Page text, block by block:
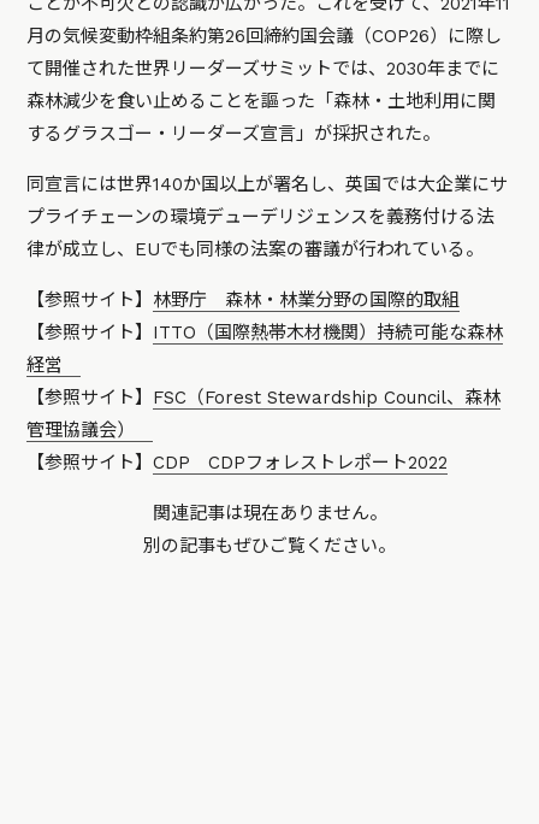
月の気候変動枠組条約第26回締約国会議（COP26）に際し
て開催された世界リーダーズサミットでは、2030年までに
森林減少を食い止めることを謳った「森林・土地利用に関
するグラスゴー・リーダーズ宣言」が採択された。
同宣言には世界140か国以上が署名し、英国では大企業にサ
プライチェーンの環境デューデリジェンスを義務付ける法
律が成立し、EUでも同様の法案の審議が行われている。
【参照サイト】 林野庁 森林・林業分野の国際的取組
【参照サイト】 ITTO（国際熱帯木材機関）持続可能な森林
経営
【参照サイト】 FSC（Forest Stewardship Council、森林
管理協議会）
【参照サイト】CDP CDPフォレストレポート2022
関連記事は現在ありません。
別の記事もぜひご覧ください。